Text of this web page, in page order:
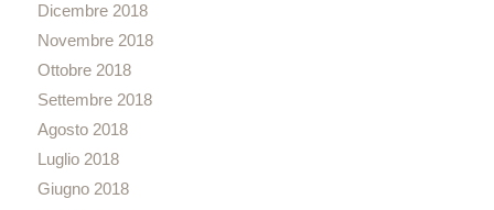
Dicembre 2018
Novembre 2018
Ottobre 2018
Settembre 2018
Agosto 2018
Luglio 2018
Giugno 2018